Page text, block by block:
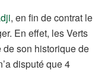
, en fin de contrat le
En effet, les Verts
son historique de
disputé que 4